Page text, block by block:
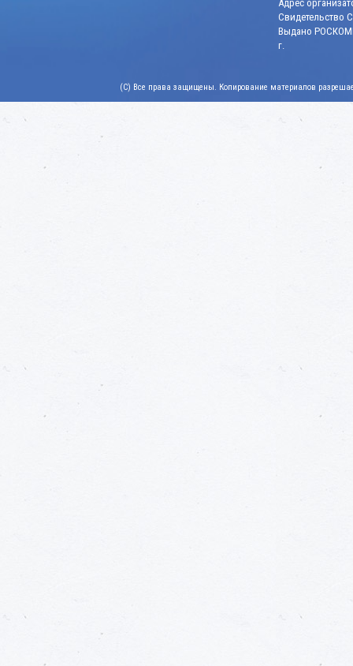
Адрес
Свидетельство
Выдано
г.
(C) Все права защищены. Копирование материалов